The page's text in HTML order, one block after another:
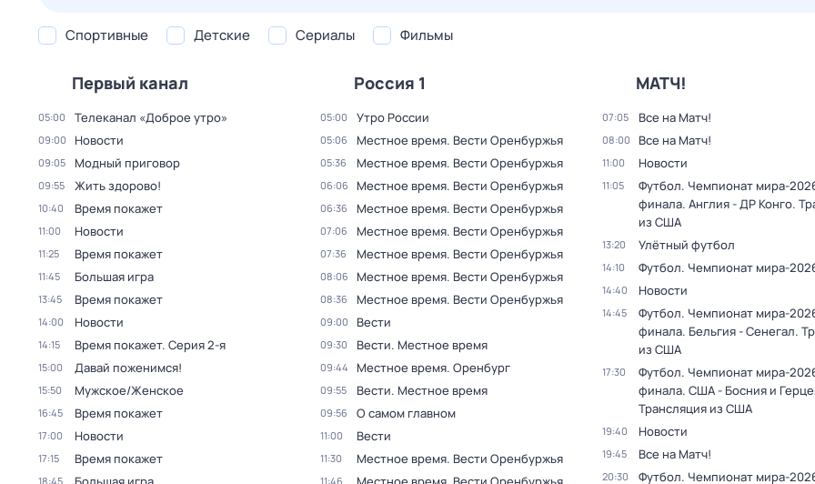
Спортивные Детские Сериалы Фильмы
Первый канал
05:00 Телеканал «Доброе утро»
09:00 Новости
09:05 Модный приговор
09:55 Жить здорово!
10:40 Время покажет
11:00 Новости
11:25 Время покажет
11:45 Большая игра
13:45 Время покажет
14:00 Новости
14:15 Время покажет. Серия 2-я
15:00 Давай поженимся!
15:50 Мужское/Женское
16:45 Время покажет
17:00 Новости
17:15 Время покажет
18:45
Россия 1
05:00 Утро России
05:06 Местное время. Вести Оренбуржья
05:36 Местное время. Вести Оренбуржья
06:06 Местное время. Вести Оренбуржья
06:36 Местное время. Вести Оренбуржья
07:06 Местное время. Вести Оренбуржья
07:36 Местное время. Вести Оренбуржья
08:06 Местное время. Вести Оренбуржья
08:36 Местное время. Вести Оренбуржья
09:00 Вести
09:30 Вести. Местное время
09:44 Местное время. Оренбург
09:55 Вести. Местное время
09:56 О самом главном
11:00 Вести
11:30 Местное время. Вести Оренбуржья
11:46
МАТЧ!
07:05 Все на Матч!
08:00 Все на Матч!
11:00 Новости
11:05
Футбол. Чемпионат мира-
финала. Англия - ДР Конго.
из США
13:20 Улётный футбол
14:10 Футбол. Чемпионат мира-
14:40 Новости
14:45
Футбол. Чемпионат мира-
финала. Бельгия - Сенегал.
из США
17:30
Футбол. Чемпионат мира-
финала. США - Босния и
Трансляция из США
19:40 Новости
19:45 Все на Матч!
20:30
Футбол. Чемпионат мира-